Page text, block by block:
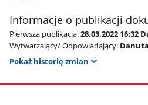
Informacje o publikacji
Pierwsza publikacja:28.03.2022 16:32
Wytwarzający/ Odpowiadający:
Pokaż historię zmian